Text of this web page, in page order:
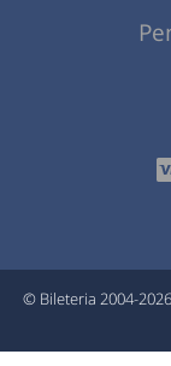
© Bileteria 2004-